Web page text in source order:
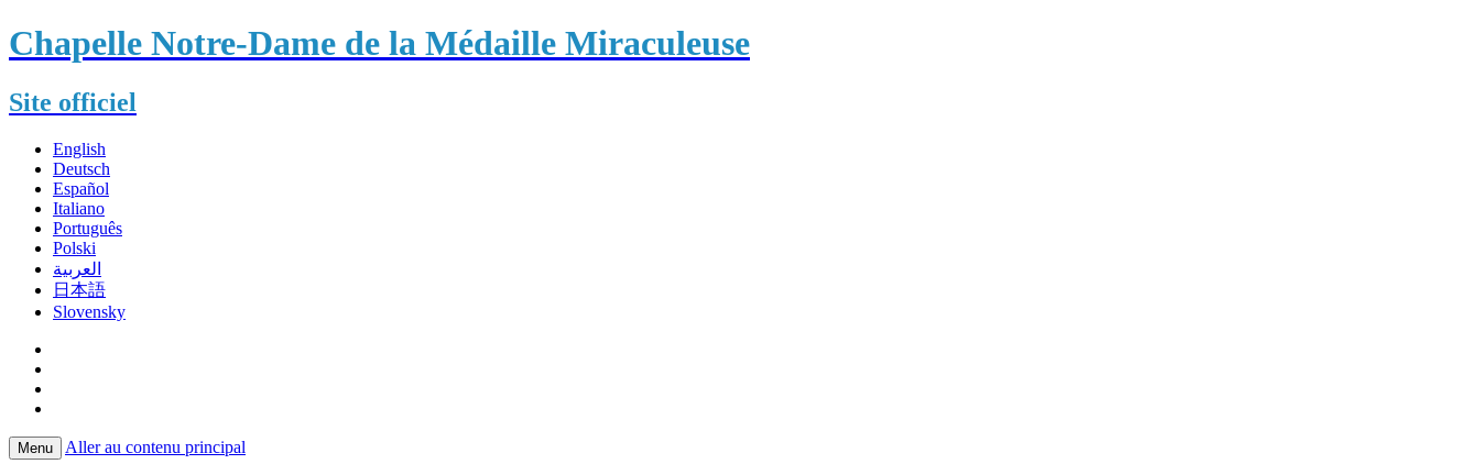
Chapelle Notre-Dame de la Médaille Miraculeuse
Site officiel
English
Deutsch
Español
Italiano
Português
Polski
العربية
日本語
Slovensky
Menu Aller au contenu principal